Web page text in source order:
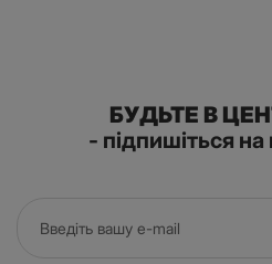
БУДЬТЕ В
- підпишіться